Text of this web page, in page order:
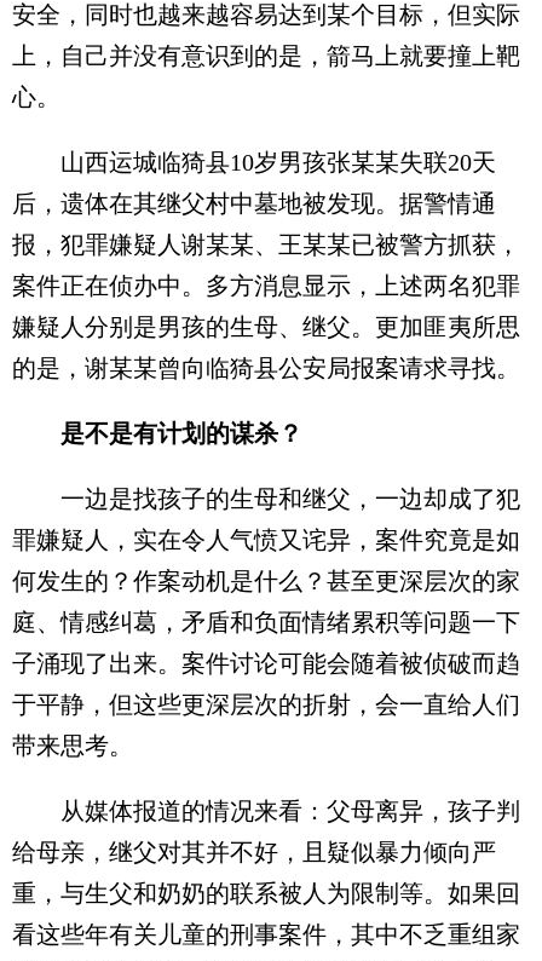
安全，同时也越来越容易达到某个目标，但实际
上，自己并没有意识到的是，箭马上就要撞上靶
心。
山西运城临猗县10岁男孩张某某失联20天
后，遗体在其继父村中墓地被发现。据警情通
报，犯罪嫌疑人谢某某、王某某已被警方抓获，
案件正在侦办中。多方消息显示，上述两名犯罪
嫌疑人分别是男孩的生母、继父。更加匪夷所思
的是，谢某某曾向临猗县公安局报案请求寻找。
是不是有计划的谋杀？
一边是找孩子的生母和继父，一边却成了犯
罪嫌疑人，实在令人气愤又诧异，案件究竟是如
何发生的？作案动机是什么？甚至更深层次的家
庭、情感纠葛，矛盾和负面情绪累积等问题一下
子涌现了出来。案件讨论可能会随着被侦破而趋
于平静，但这些更深层次的折射，会一直给人们
带来思考。
从媒体报道的情况来看：父母离异，孩子判
给母亲，继父对其并不好，且疑似暴力倾向严
重，与生父和奶奶的联系被人为限制等。如果回
看这些年有关儿童的刑事案件，其中不乏重组家